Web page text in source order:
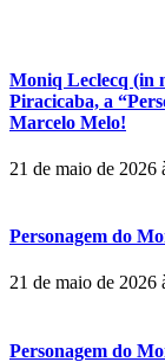
Moniq Leclecq (in
Piracicaba, a
Marcelo Melo!
21 de maio de 2026
Personagem do
21 de maio de 2026
Personagem do